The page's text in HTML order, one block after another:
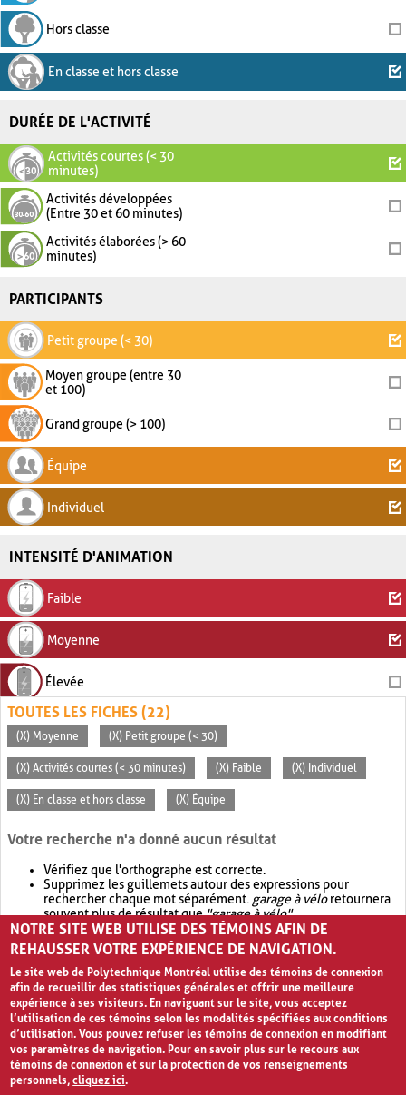
Hors classe
En classe et hors classe
DURÉE DE L'ACTIVITÉ
Activités courtes (< 30
minutes)
Activités développées
(Entre 30 et 60 minutes)
Activités élaborées (> 60
minutes)
PARTICIPANTS
Petit groupe (< 30)
Moyen groupe (entre 30
et 100)
Grand groupe (> 100)
Équipe
Individuel
INTENSITÉ D'ANIMATION
Faible
Moyenne
Élevée
TOUTES LES FICHES (22)
(X) Moyenne (X) Petit groupe (< 30)
(X) Activités courtes (< 30 minutes) (X) Faible (X) Individuel
(X) En classe et hors classe (X) Équipe
Votre recherche n'a donné aucun résultat
Vérifiez que l'orthographe est correcte.
Supprimez les guillemets autour des expressions pour
rechercher chaque mot séparément. garage à véloretournera
souvent plus de résultat que"garage à vélo".
Envisagez d'élargir votre recherche avec OR.garage OR vélo
retournera souvent plus de résultat quegarage à vélo
NOTRE SITE WEB UTILISE DES TÉMOINS AFIN DE
REHAUSSER VOTRE EXPÉRIENCE DE NAVIGATION.
Le site web de Polytechnique Montréal utilise des témoins de connexion
afin de recueillir des statistiques générales et offrir une meilleure
expérience à ses visiteurs. En naviguant sur le site, vous acceptez
l’utilisation de ces témoins selon les modalités spécifiées aux conditions
d’utilisation. Vous pouvez refuser les témoins de connexion en modifiant
vos paramètres de navigation. Pour en savoir plus sur le recours aux
témoins de connexion et sur la protection de vos renseignements
personnels,cliquez ici.